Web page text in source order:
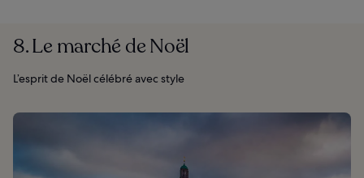
8. Le marché de Noël
L’esprit de Noël célébré avec style